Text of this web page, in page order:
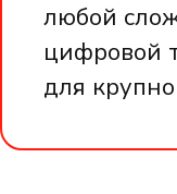
любой
цифровой
для